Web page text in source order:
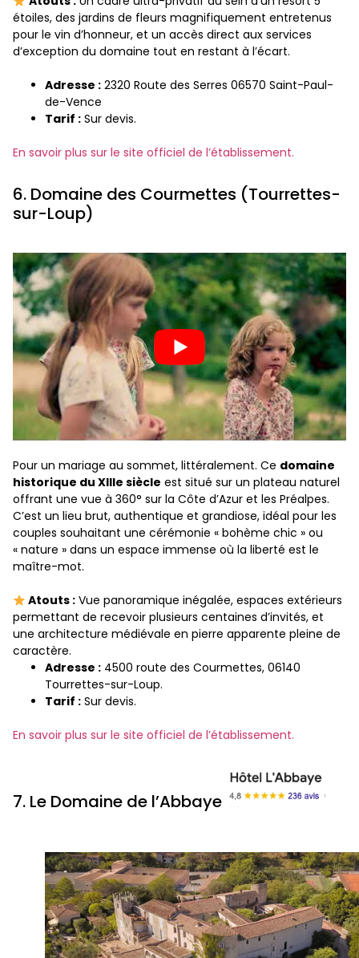
étoiles, des jardins de fleurs magnifiquement entretenus
pour le vin d’honneur, et un accès direct aux services
d’exception du domaine tout en restant à l’écart.
Adresse : 2320 Route des Serres 06570 Saint-Paul-
de-Vence
Tarif : Sur devis.
En savoir plus sur le site officiel de l’établissement.
6. Domaine des Courmettes (Tourrettes-
sur-Loup)
Pour un mariage au sommet, littéralement. Ce domaine
historique du XIIIe siècle est situé sur un plateau naturel
offrant une vue à 360° sur la Côte d’Azur et les Préalpes.
C’est un lieu brut, authentique et grandiose, idéal pour les
couples souhaitant une cérémonie « bohème chic » ou
« nature » dans un espace immense où la liberté est le
maître-mot.
Atouts :Vue panoramique inégalée, espaces extérieurs
permettant de recevoir plusieurs centaines d’invités, et
une architecture médiévale en pierre apparente pleine de
caractère.
Adresse : 4500 route des Courmettes, 06140
Tourrettes-sur-Loup.
Tarif : Sur devis.
En savoir plus sur le site officiel de l’établissement.
7. Le Domaine de l’Abbaye